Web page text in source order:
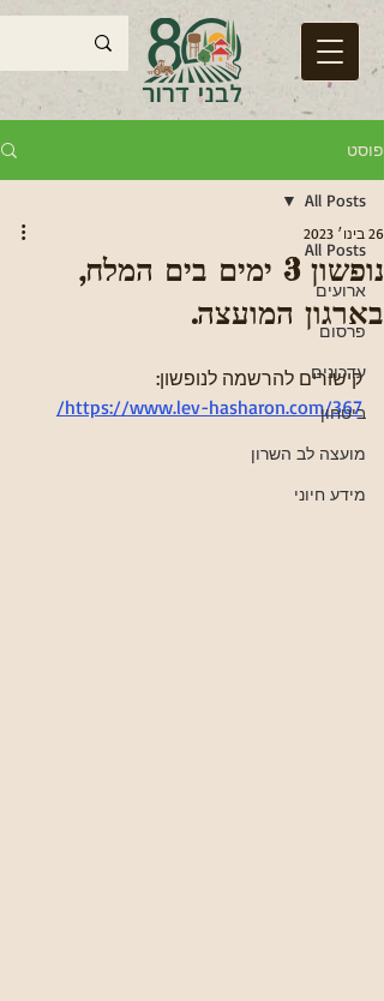
פוסט
All Posts
ארועים
פרסום
עדכונים
ביטחון
מועצה לב השרון
מידע חיוני
All Posts
נופשון 3 ימים בים המלח,
בארגון המועצה.
26 בינו׳ 2023
קישורים להרשמה לנופשון:
https://www.lev-hasharon.com/367/